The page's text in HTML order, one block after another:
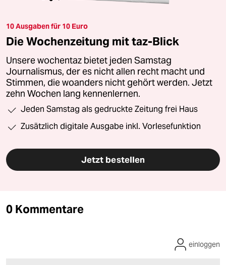
10 Ausgaben für 10 Euro
Die Wochenzeitung mit taz-Blick
Unsere wochentaz bietet jeden Samstag
Journalismus, der es nicht allen recht macht und
Stimmen, die woanders nicht gehört werden. Jetzt
zehn Wochen lang kennenlernen.
Jeden Samstag als gedruckte Zeitung frei Haus
Zusätzlich digitale Ausgabe inkl. Vorlesefunktion
Jetzt bestellen
0 Kommentare
einloggen